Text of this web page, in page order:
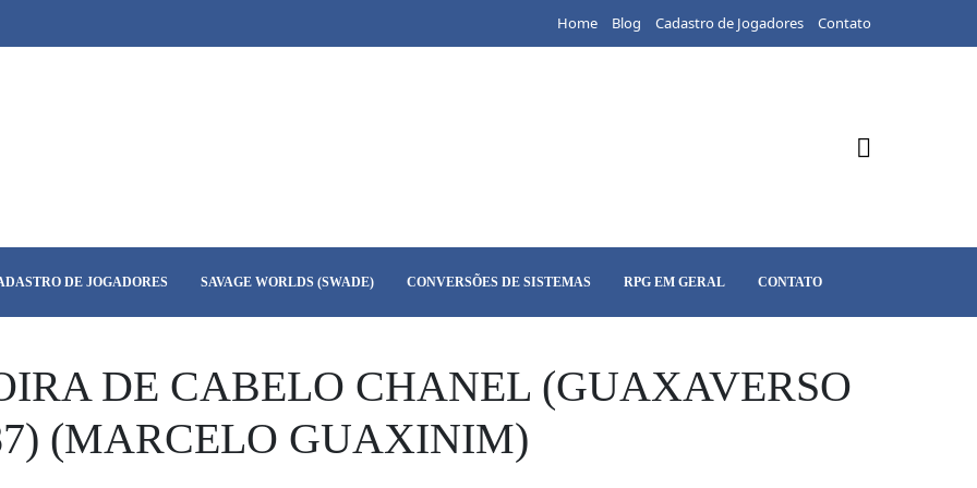
Home Blog Cadastro de Jogadores Contato
DE JOGADORES SAVAGE WORLDS (SWADE) CONVERSÕES DE SISTEMAS RPG EM GERAL CONTATO
DE CABELO CHANEL (GUAXAVERSO
(MARCELO GUAXINIM)